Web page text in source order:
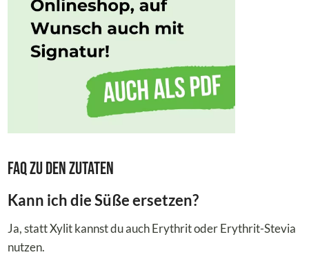
FAQ zu den Zutaten
Kann ich die Süße ersetzen?
Ja, statt Xylit kannst du auch Erythrit oder Erythrit-Stevia
nutzen.